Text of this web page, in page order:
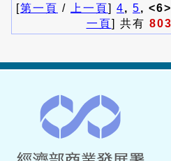
[第一頁 / 上一頁] 4, 5,
一頁] 共有